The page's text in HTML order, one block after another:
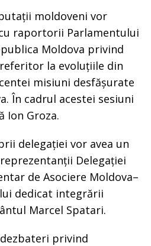
moldoveni vor
raportorii Parlamentului
Moldova privind
la evoluțiile din
misiuni desfășurate
În cadrul acestei sesiuni
Ion Groza.
delegației vor avea un
Delegației
de Asociere Moldova–
dedicat integrării
Marcel Spatari.
privind